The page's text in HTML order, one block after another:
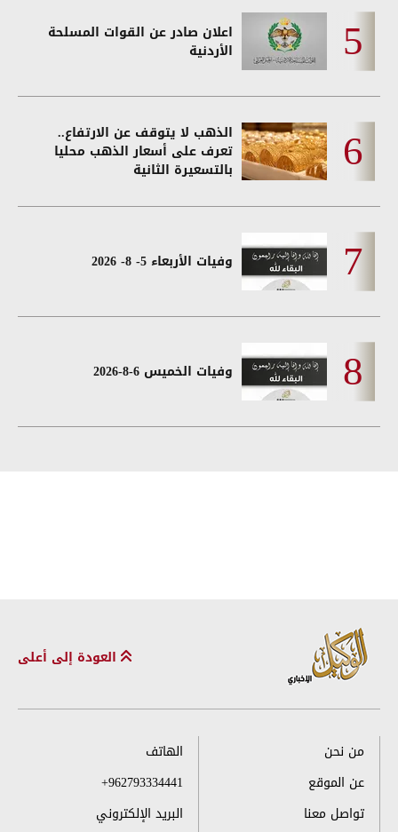
اعلان صادر عن القوات المسلحة
الأردنية
الذهب لا يتوقف عن الارتفاع..
تعرف على أسعار الذهب محليا
بالتسعيرة الثانية
وفيات الأربعاء 5- 8- 2026
وفيات الخميس 6-8-2026
العودة إلى أعلى
من نحن
عن الموقع
تواصل معنا
الهاتف
+962793334441
البريد الإلكتروني